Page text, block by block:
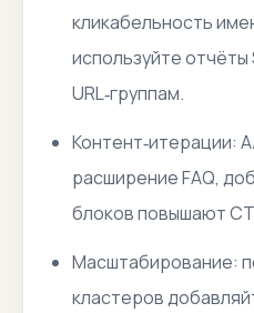
кликабельность
используйте
URL‑группам.
Контент‑итерации:
расширение FAQ,
блоков повышают
Масштабирование:
кластеров